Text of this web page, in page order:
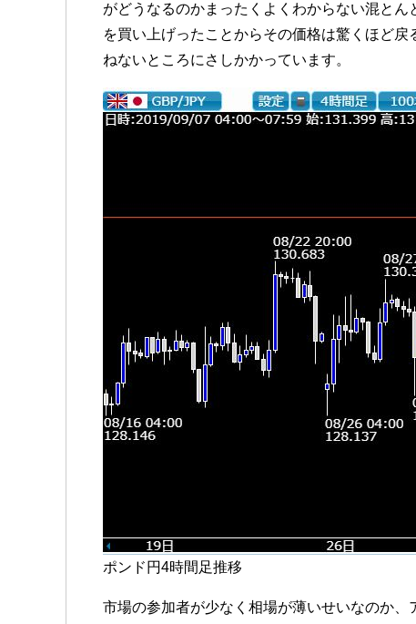
がどうなるのかまったくよくわからない混と
を買い上げったことからその価格は驚くほど
ねないところにさしかかっています。
ポンド円4時間足推移
市場の参加者が少なく相場が薄いせいなのか